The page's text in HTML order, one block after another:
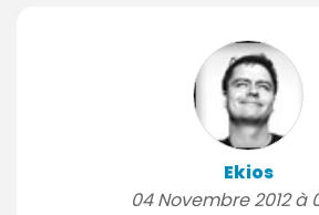
Ekios
04 Novembre 2012 à